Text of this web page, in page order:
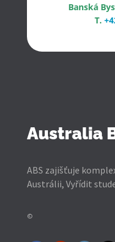
Banská
T.
Australia
ABS zajišťuje
Austrálii, Vyřídit
©